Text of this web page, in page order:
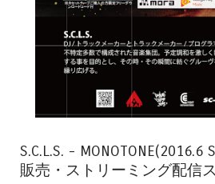
S.C.L.S. -
販売・ストリーミング配信